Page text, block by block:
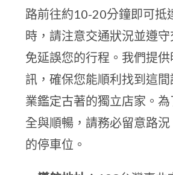
路前往約10-20分鐘即可抵
時，請注意交通狀況並遵
免延誤您的行程。我們提
訊，確保您能順利找到這
業鑑定古著的獨立店家。
全與順暢，請務必留意路
的停車位。